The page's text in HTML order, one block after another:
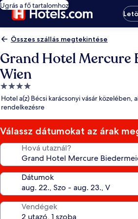
Ugrás a fő tartalomhoz
Összes szállás megtekintése
Grand Hotel Mercure
Wien
4.0
csillagos
szálláshely
Hotel a(z) Bécsi karácsonyi vásár közelében,
rendelkezésre
Válassz dátumokat az árak
Hová utaznál?
Dátumok
Vendégek